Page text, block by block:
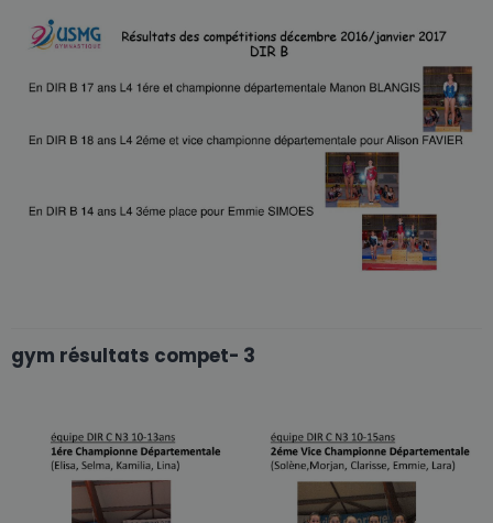
gym résultats compet- 3